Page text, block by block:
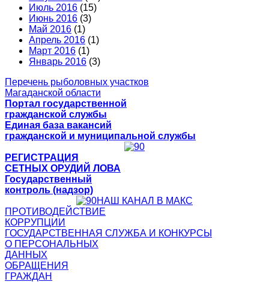
Июль 2016 (15)
Июнь 2016 (3)
Май 2016 (1)
Апрель 2016 (1)
Март 2016 (1)
Январь 2016 (3)
Перечень рыболовных участков
Магаданской области
Портал государственной
гражданской службы
Единая база вакансий
гражданской и муниципальной службы
РЕГИСТРАЦИЯ
СЕТНЫХ ОРУДИЙ ЛОВА
Государственный
контроль (надзор)
НАШ КАНАЛ В МАКС
ПРОТИВОДЕЙСТВИЕ
КОРРУПЦИИ
ГОСУДАРСТВЕННАЯ СЛУЖБА И КОНКУРСЫ
О ПЕРСОНАЛЬНЫХ
ДАННЫХ
ОБРАЩЕНИЯ
ГРАЖДАН